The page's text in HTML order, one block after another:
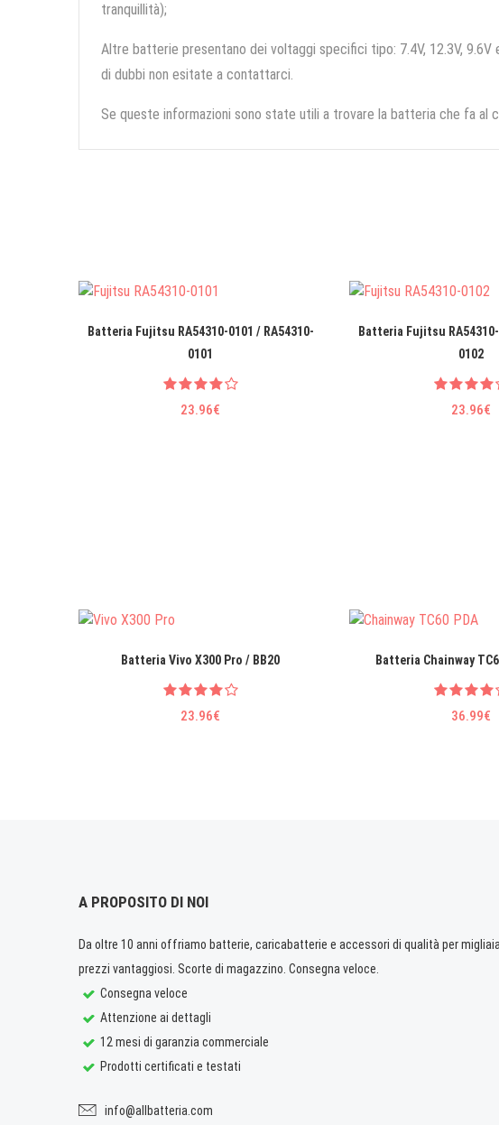
tranquillità);
Altre batterie presentano dei voltaggi specifici tipo: 7.4V, 12.3V,
di dubbi non esitate a contattarci.
Se queste informazioni sono state utili a trovare la batteria che fa
Batteria Fujitsu RA54310-0101 / RA54310-
0101
23.96€
Batteria Fujitsu
0102
23.96€
Batteria Vivo X300 Pro / BB20
23.96€
Batteria Chainway
36.99€
A PROPOSITO DI NOI
Da oltre 10 anni offriamo batterie, caricabatterie e accessori di qualità per
prezzi vantaggiosi. Scorte di magazzino. Consegna veloce.
Consegna veloce
Attenzione ai dettagli
12 mesi di garanzia commerciale
Prodotti certificati e testati
info@allbatteria.com